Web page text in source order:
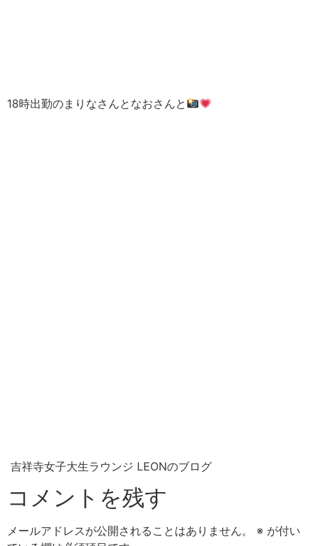
18時出勤のまりなさんとなおさんと
吉祥寺女子大生ラウンジ LEONのブログ
コメントを残す
メールアドレスが公開されることはありません。 ※ が付い